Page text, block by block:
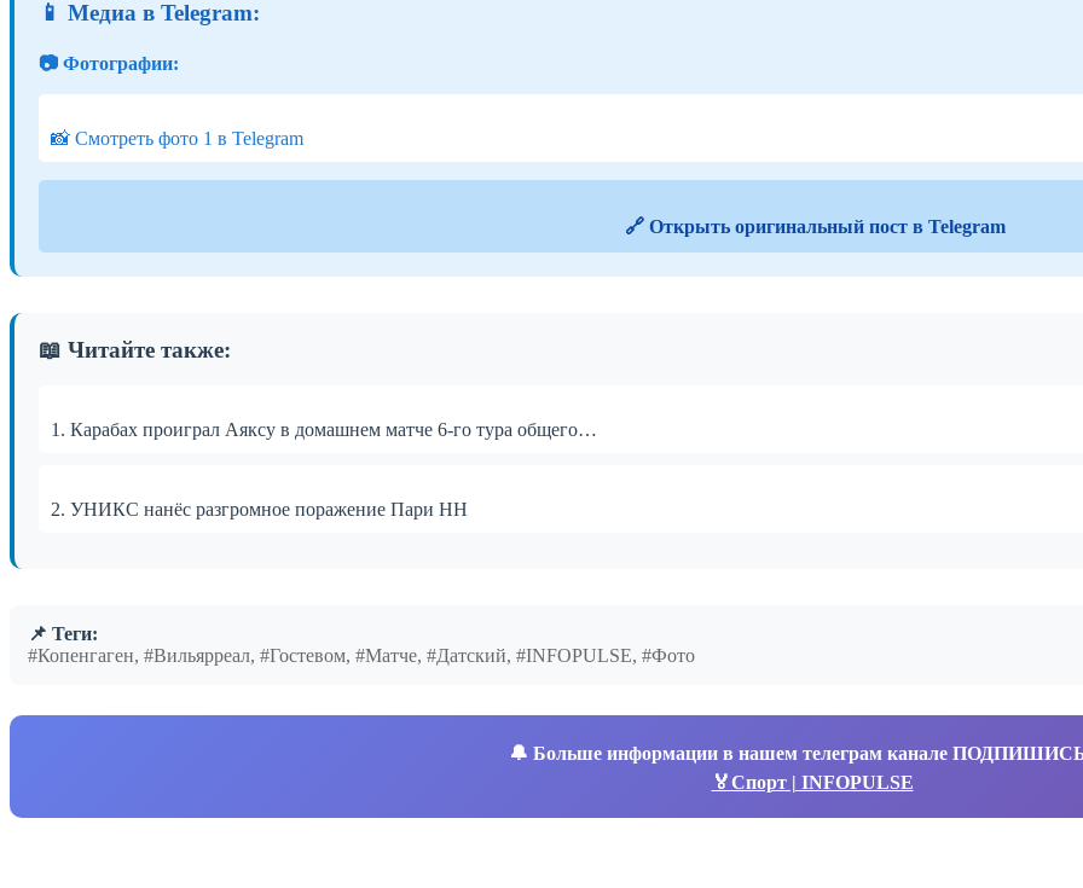
📱 Медиа в Telegram:
📷 Фотографии:
📸 Смотреть фото 1 в Telegram
🔗 Открыть оригинальный пост в Telegram
📖 Читайте также:
1. Карабах проиграл Аяксу в домашнем матче 6-го тура общего…
2. УНИКС нанёс разгромное поражение Пари НН
📌 Теги:
#Копенгаген, #Вильярреал, #Гостевом, #Матче, #Датский, #INFOPULSE, #Фото
🔔 Больше информации в нашем телеграм канале
🏅Спорт | INFOPULSE